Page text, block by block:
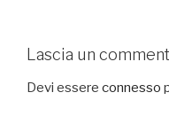
Lascia un
Devi essere connesso